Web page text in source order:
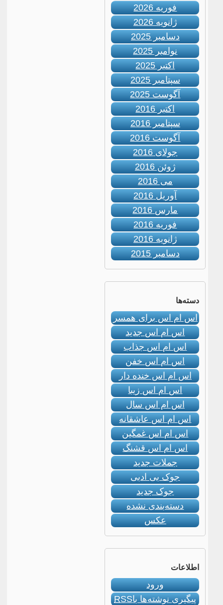
فوریه 2026
ژانویه 2026
دسامبر 2025
نوامبر 2025
اکتبر 2025
سپتامبر 2025
آگوست 2025
اکتبر 2016
سپتامبر 2016
آگوست 2016
جولای 2016
ژوئن 2016
می 2016
آوریل 2016
مارس 2016
فوریه 2016
ژانویه 2016
دسامبر 2015
دسته‌ها
اس ام اس برای همسر
اس ام اس جدید
اس ام اس جذاب
اس ام اس خفن
اس ام اس خنده دار
اس ام اس زیبا
اس ام اس سال
اس ام اس عاشقانه
اس ام اس غمگین
اس ام اس قشنگ
جملات جدید
جوک بی ادبی
جوک جدید
دسته‌بندی نشده
عکس
اطلاعات
ورود
پیگیری نوشته‌ها باRSS